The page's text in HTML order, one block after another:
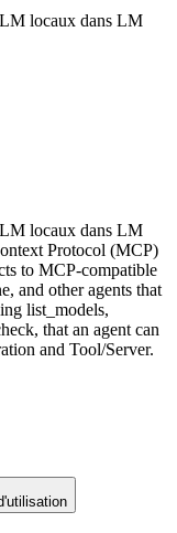
locaux dans LM
locaux dans LM
Protocol (MCP)
to MCP-compatible
and other agents that
list_models,
that an agent can
and Tool/Server.